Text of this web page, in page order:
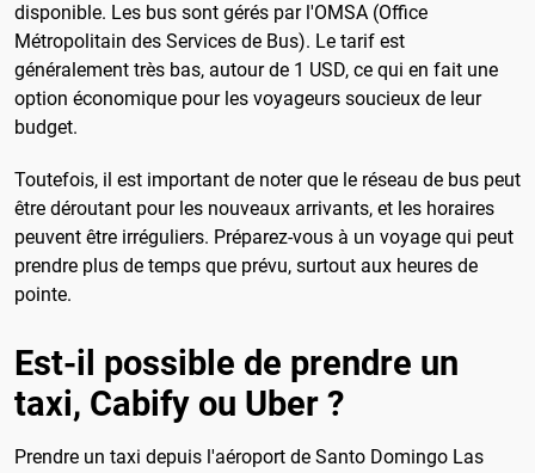
disponible. Les bus sont gérés par l'OMSA (Office
Métropolitain des Services de Bus). Le tarif est
généralement très bas, autour de 1 USD, ce qui en fait une
option économique pour les voyageurs soucieux de leur
budget.
Toutefois, il est important de noter que le réseau de bus peut
être déroutant pour les nouveaux arrivants, et les horaires
peuvent être irréguliers. Préparez-vous à un voyage qui peut
prendre plus de temps que prévu, surtout aux heures de
pointe.
Est-il possible de prendre un
taxi, Cabify ou Uber ?
Prendre un taxi depuis l'aéroport de Santo Domingo Las